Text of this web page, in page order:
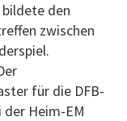
den
zwischen
für die DFB-
Heim-EM